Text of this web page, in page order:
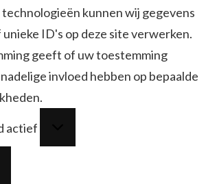
kunnen wij gegevens
ID's op deze site verwerken.
geeft of uw toestemming
invloed hebben op bepaalde
actief